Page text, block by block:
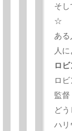
そ
☆
あ
人
ロ
ロ
監
ど
ハリ